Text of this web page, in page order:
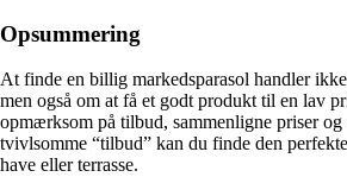
Opsummering
At finde en billig markedsparasol handler
men også om at få et godt produkt til en lav
opmærksom på tilbud, sammenligne priser
tvivlsomme “tilbud” kan du finde den
have eller terrasse.